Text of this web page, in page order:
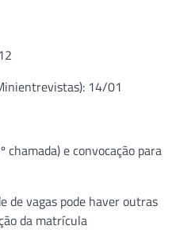
14/01
chamada) e convocação para
de vagas pode haver outras
da matrícula